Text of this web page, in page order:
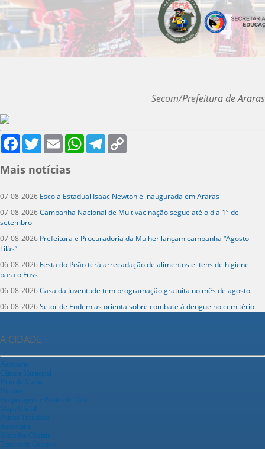
Secom/Prefeitura de Araras
FacebookTwitter Email WhatsAppTelegram
Mais notícias
07-08-2026 Escola Estadual Isaac Newton é inaugurada em Araras
07-08-2026Campanha Nacional de Multivacinação segue até o dia 1º de
setembro
07-08-2026 Prefeitura e Procuradoria da Mulher lançam campanha “Agosto
Lilás”
06-08-2026 Festa do Peão terá arrecadação de alimentos e itens de higiene
para o Fuss
06-08-2026Casa da Juventude tem programação gratuita no mês de agosto
06-08-2026Setor de Endemias orienta sobre combate à dengue no cemitério
A CIDADE
Aeroporto
Câmara Municipal
Hino de Araras
História
Hospedagens e Pontos de Táxi
Mapa Oficial
Pontos Turísticos
Rodoviária
Símbolos Oficiais
Transporte Coletivo